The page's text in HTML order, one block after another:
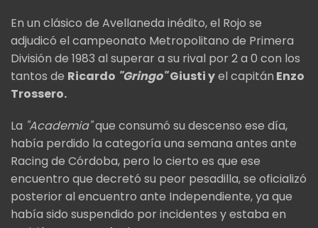
En un clásico de Avellaneda inédito, el Rojo se
adjudicó el campeonato Metropolitano de Primera
División de 1983 al superar a su rival por 2 a 0 con los
tantos de Ricardo "Gringo"Giusti yel capitán Enzo
Trossero.
La "Academia"que consumó su descenso ese día,
había perdido la categoría una semana antes ante
Racing de Córdoba, pero lo cierto es que ese
encuentro que decretó su peor pesadilla, se oficializó
posterior al encuentro ante Independiente, ya que
había sido suspendido por incidentes y estaba en